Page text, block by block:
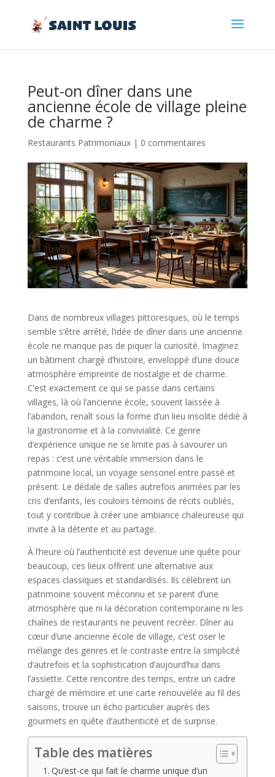
Peut-on dîner dans une
ancienne école de village pleine
de charme ?
Restaurants Patrimoniaux| 0 commentaires
Dans de nombreux villages pittoresques, où le temps
semble s’être arrêté, l’idée de dîner dans une ancienne
école ne manque pas de piquer la curiosité. Imaginez
un bâtiment chargé d’histoire, enveloppé d’une douce
atmosphère empreinte de nostalgie et de charme.
C’est exactement ce qui se passe dans certains
villages, là où l’ancienne école, souvent laissée à
l’abandon, renaît sous la forme d’un lieu insolite dédié à
la gastronomie et à la convivialité. Ce genre
d’expérience unique ne se limite pas à savourer un
repas : c’est une véritable immersion dans le
patrimoine local, un voyage sensoriel entre passé et
présent. Le dédale de salles autrefois animées par les
cris d’enfants, les couloirs témoins de récits oubliés,
tout y contribue à créer une ambiance chaleureuse qui
invite à la détente et au partage.
À l’heure où l’authenticité est devenue une quête pour
beaucoup, ces lieux offrent une alternative aux
espaces classiques et standardisés. Ils célèbrent un
patrimoine souvent méconnu et se parent d’une
atmosphère que ni la décoration contemporaine ni les
chaînes de restaurants ne peuvent recréer. Dîner au
cœur d’une ancienne école de village, c’est oser le
mélange des genres et le contraste entre la simplicité
d’autrefois et la sophistication d’aujourd’hui dans
l’assiette. Cette rencontre des temps, entre un cadre
chargé de mémoire et une carte renouvelée au fil des
saisons, trouve un écho particulier auprès des
gourmets en quête d’authenticité et de surprise.
Table des matières
Qu’est-ce qui fait le charme unique d’un